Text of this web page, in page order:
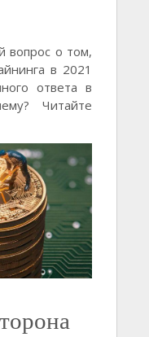
вопрос о том,
в 2021
ответа в
Читайте